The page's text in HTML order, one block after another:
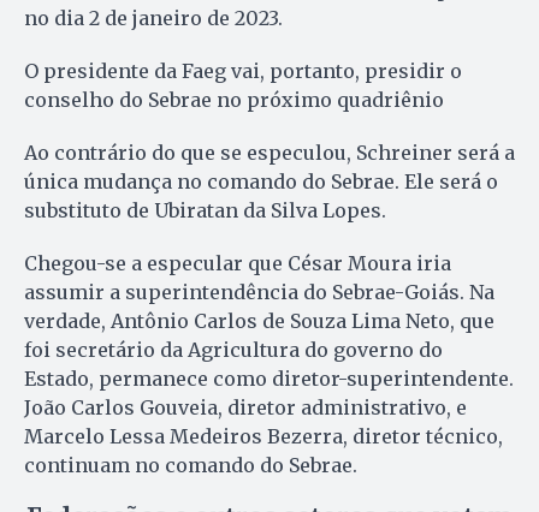
no dia 2 de janeiro de 2023.
O presidente da Faeg vai, portanto, presidir o
conselho do Sebrae no próximo quadriênio
Ao contrário do que se especulou, Schreiner será a
única mudança no comando do Sebrae. Ele será o
substituto de Ubiratan da Silva Lopes.
Chegou-se a especular que César Moura iria
assumir a superintendência do Sebrae-Goiás. Na
verdade, Antônio Carlos de Souza Lima Neto, que
foi secretário da Agricultura do governo do
Estado, permanece como diretor-superintendente.
João Carlos Gouveia, diretor administrativo, e
Marcelo Lessa Medeiros Bezerra, diretor técnico,
continuam no comando do Sebrae.